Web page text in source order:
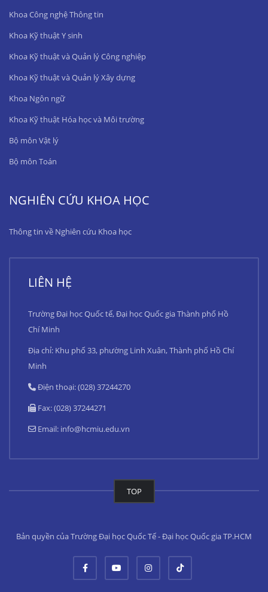
Khoa Công nghệ Thông tin
Khoa Kỹ thuật Y sinh
Khoa Kỹ thuật và Quản lý Công nghiệp
Khoa Kỹ thuật và Quản lý Xây dựng
Khoa Ngôn ngữ
Khoa Kỹ thuật Hóa học và Môi trường
Bộ môn Vật lý
Bộ môn Toán
NGHIÊN CỨU KHOA HỌC
Thông tin về Nghiên cứu Khoa học
LIÊN HỆ
Trường Đại học Quốc tế, Đại học Quốc gia Thành phố Hồ
Chí Minh
Địa chỉ: Khu phố 33, phường Linh Xuân, Thành phố Hồ Chí
Minh
Điện thoại: (028) 37244270
Fax: (028) 37244271
Email: info@hcmiu.edu.vn
TOP
Bản quyền của Trường Đại học Quốc Tế - Đại học Quốc gia TP.HCM